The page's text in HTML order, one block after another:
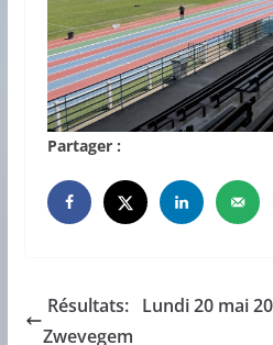
Partager :
Résultats: Lundi 20 mai
Zwevegem